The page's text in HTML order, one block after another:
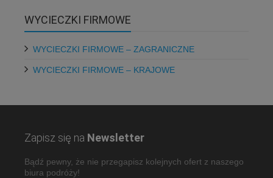
WYCIECZKI FIRMOWE
WYCIECZKI FIRMOWE – ZAGRANICZNE
WYCIECZKI FIRMOWE – KRAJOWE
Zapisz się na Newsletter
Bądź pewny, że nie przegapisz kolejnych ofert z naszego
biura podróży!